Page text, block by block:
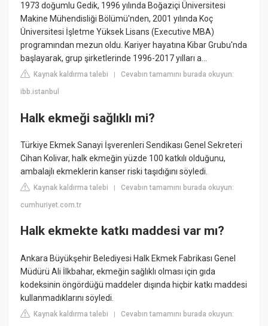
1973 doğumlu Gedik, 1996 yılında Boğaziçi Üniversitesi
Makine Mühendisliği Bölümü'nden, 2001 yılında Koç
Üniversitesi İşletme Yüksek Lisans (Executive MBA)
programından mezun oldu. Kariyer hayatına Kibar Grubu'nda
başlayarak, grup şirketlerinde 1996-2017 yılları a...
Kaynak kaldırma talebi |Cevabın tamamını burada okuyun:
ibb.istanbul
Halk ekmeği sağlıklı mi?
Türkiye Ekmek Sanayi İşverenleri Sendikası Genel Sekreteri
Cihan Kolivar, halk ekmeğin yüzde 100 katkılı olduğunu,
ambalajlı ekmeklerin kanser riski taşıdığını söyledi.
Kaynak kaldırma talebi |Cevabın tamamını burada okuyun:
cumhuriyet.com.tr
Halk ekmekte katkı maddesi var mı?
Ankara Büyükşehir Belediyesi Halk Ekmek Fabrikası Genel
Müdürü Ali İlkbahar, ekmeğin sağlıklı olması için gıda
kodeksinin öngördüğü maddeler dışında hiçbir katkı maddesi
kullanmadıklarını söyledi.
Kaynak kaldırma talebi |Cevabın tamamını burada okuyun: